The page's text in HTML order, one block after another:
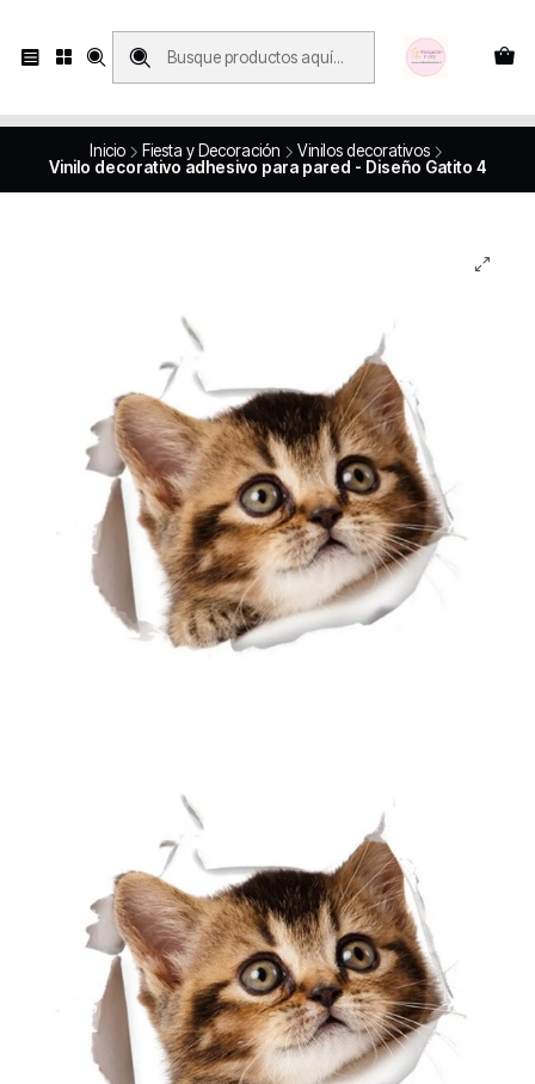
Inicio Fiesta y Decoración
Vinilos decorativos
Vinilo decorativo adhesivo para pared - Diseño Gatito 4